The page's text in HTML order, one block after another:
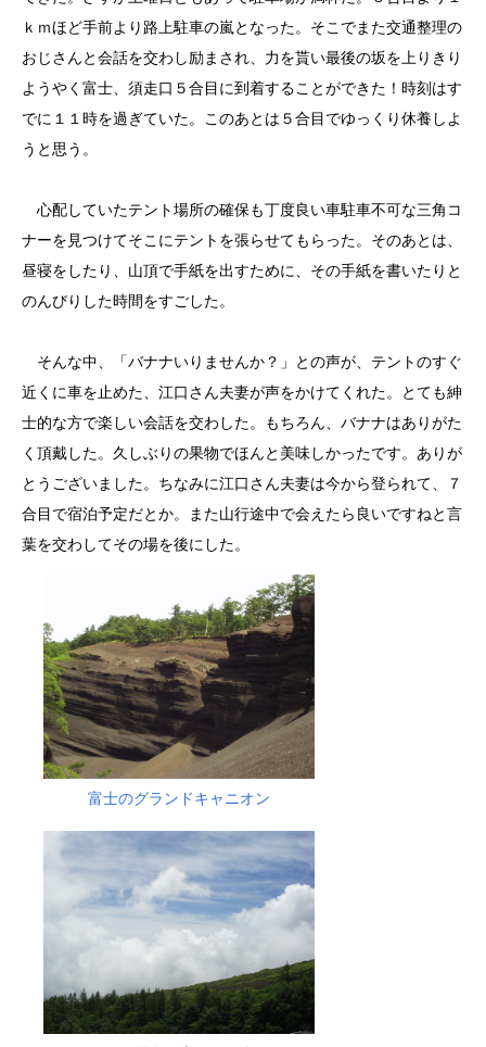
ｋｍほど手前より路上駐車の嵐となった。そこでまた交通整理の
おじさんと会話を交わし励まされ、力を貰い最後の坂を上りきり
ようやく富士、須走口５合目に到着することができた！時刻はす
でに１１時を過ぎていた。このあとは５合目でゆっくり休養しよ
うと思う。
心配していたテント場所の確保も丁度良い車駐車不可な三角コ
ナーを見つけてそこにテントを張らせてもらった。そのあとは、
昼寝をしたり、山頂で手紙を出すために、その手紙を書いたりと
のんびりした時間をすごした。
そんな中、「バナナいりませんか？」との声が、テントのすぐ
近くに車を止めた、江口さん夫妻が声をかけてくれた。とても紳
士的な方で楽しい会話を交わした。もちろん、バナナはありがた
く頂戴した。久しぶりの果物でほんと美味しかったです。ありが
とうございました。ちなみに江口さん夫妻は今から登られて、７
合目で宿泊予定だとか。また山行途中で会えたら良いですねと言
葉を交わしてその場を後にした。
富士のグランドキャニオン